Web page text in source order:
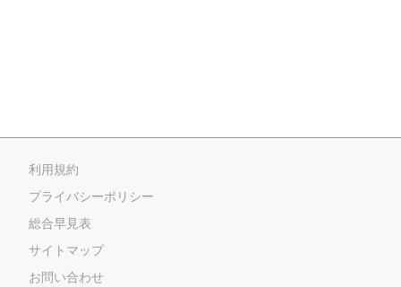
利用規約
プライバシーポリシー
総合早見表
サイトマップ
お問い合わせ